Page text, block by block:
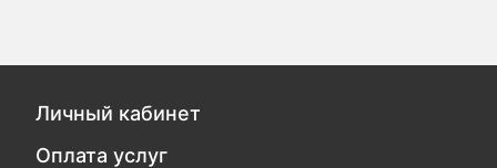
Личный кабинет
Оплата услуг